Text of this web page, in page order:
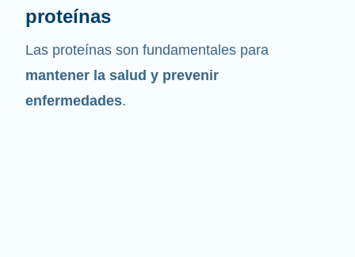
proteínas
Las proteínas son fundamentales para
mantener la salud y prevenir
enfermedades.